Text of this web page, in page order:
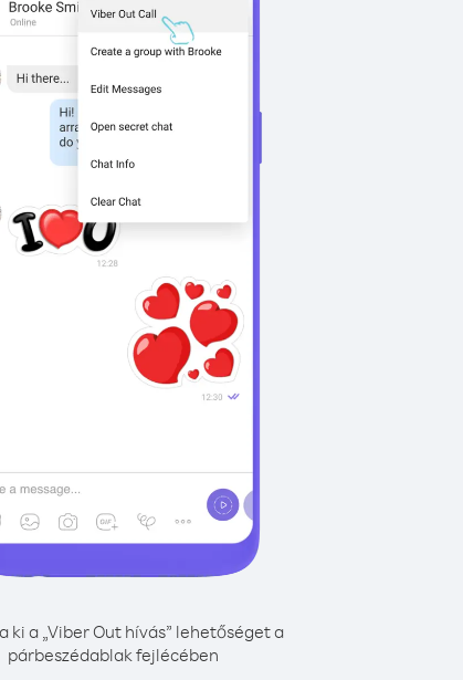
ki a „Viber Out hívás” lehetőséget a
párbeszédablak fejlécében